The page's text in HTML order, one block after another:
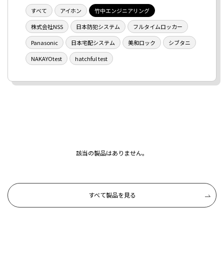
すべて アイホン
竹中エンジニアリング
株式会社NSS
日本防犯システム
フルタイムロッカー
Panasonic
日本宅配システム 美和ロック
シブタニ
NAKAYOtest
hatchful test
該当の製品はありません。
すべて製品を見る